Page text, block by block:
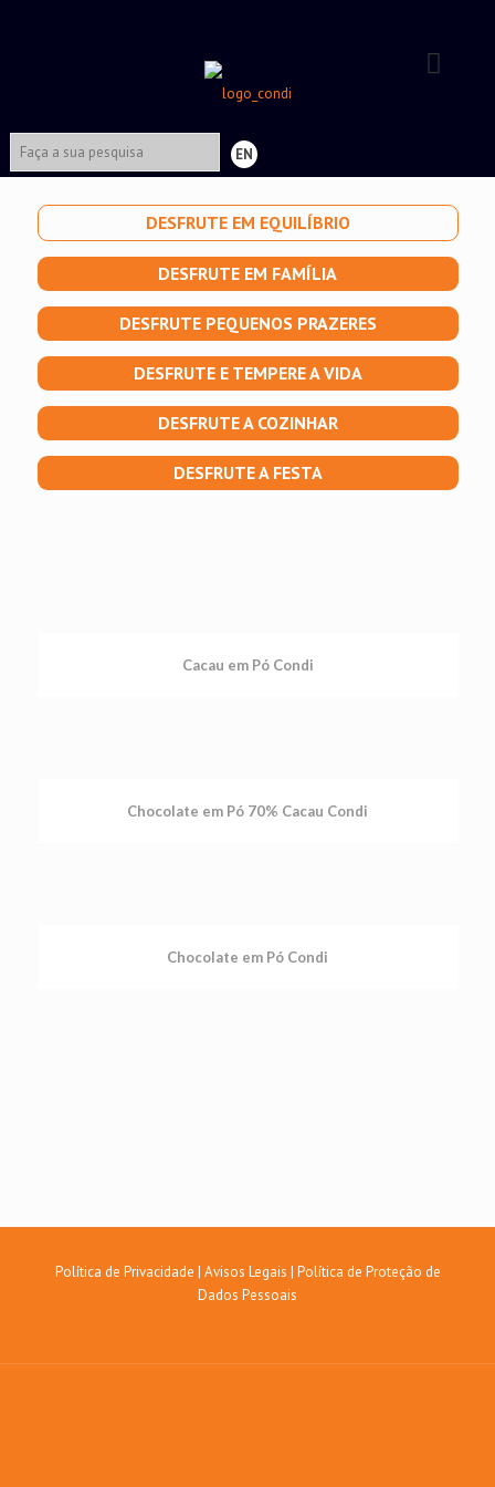
EN
DESFRUTE EM EQUILÍBRIO
DESFRUTE EM FAMÍLIA
DESFRUTE PEQUENOS PRAZERES
DESFRUTE E TEMPERE A VIDA
DESFRUTE A COZINHAR
DESFRUTE A FESTA
Cacau em Pó Condi
Chocolate em Pó 70% Cacau Condi
Chocolate em Pó Condi
Política de Privacidade | Avisos Legais | Política de Proteção de
Dados Pessoais